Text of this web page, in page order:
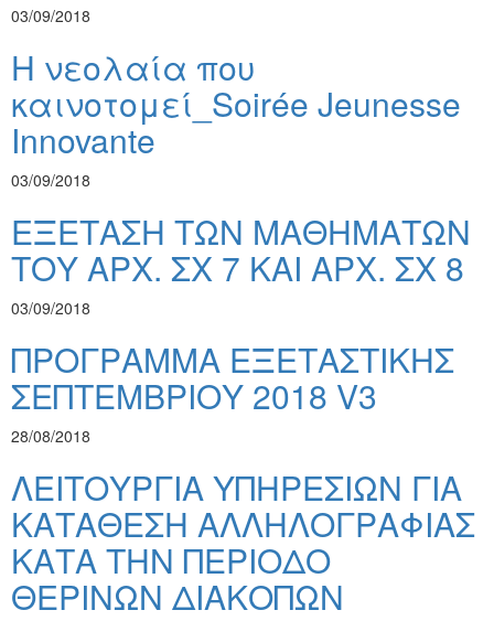
03/09/2018
Η νεολαία που
καινοτομεί_Soirée Jeunesse
Innovante
03/09/2018
ΕΞΕΤΑΣΗ ΤΩΝ ΜΑΘΗΜΑΤΩΝ
ΤΟΥ ΑΡΧ. ΣΧ 7 ΚΑΙ ΑΡΧ. ΣΧ 8
03/09/2018
ΠΡΟΓΡΑΜΜΑ ΕΞΕΤΑΣΤΙΚΗΣ
ΣΕΠΤΕΜΒΡΙΟΥ 2018 V3
28/08/2018
ΛΕΙΤΟΥΡΓΙΑ ΥΠΗΡΕΣΙΩΝ ΓΙΑ
ΚΑΤΑΘΕΣΗ ΑΛΛΗΛΟΓΡΑΦΙΑΣ
ΚΑΤΑ ΤΗΝ ΠΕΡΙΟΔΟ
ΘΕΡΙΝΩΝ ΔΙΑΚΟΠΩΝ